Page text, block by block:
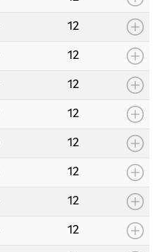
12
12
12
12
12
12
12
12